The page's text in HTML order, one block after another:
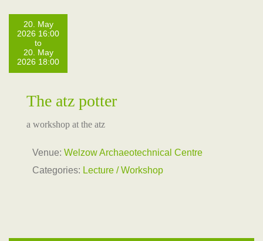
20. May
2026 16:00
to
20. May
2026 18:00
The atz potter
a workshop at the atz
Venue: Welzow Archaeotechnical Centre
Categories: Lecture / Workshop